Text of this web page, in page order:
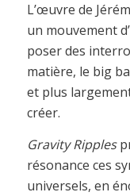
L’œuvre de
un mouvement
poser des
matière, le big
et plus
créer.
Gravity Ripples
résonance ces
universels, en